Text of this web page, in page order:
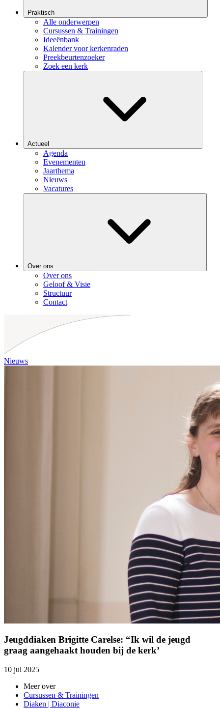
Praktisch
Alle onderwerpen
Cursussen & Trainingen
Ideeënbank
Kalender voor kerkenraden
Preekbeurtenzoeker
Zoek een kerk
Actueel
Agenda
Evenementen
Jaarthema
Nieuws
Vacatures
Over ons
Over ons
Geloof & Visie
Structuur
Contact
Nieuws
Jeugddiaken Brigitte Carelse: “Ik wil de jeugd
graag aangehaakt houden bij de kerk’
10 jul 2025 |
Meer over
Cursussen & Trainingen
Diaken | Diaconie